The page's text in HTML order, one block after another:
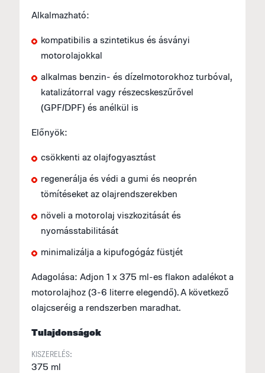
Alkalmazható:
kompatibilis a szintetikus és ásványi
motorolajokkal
alkalmas benzin- és dízelmotorokhoz turbóval,
katalizátorral vagy részecskeszűrővel
(GPF/DPF) és anélkül is
Előnyök:
csökkenti az olajfogyasztást
regenerálja és védi a gumi és neoprén
tömítéseket az olajrendszerekben
növeli a motorolaj viszkozitását és
nyomásstabilitását
minimalizálja a kipufogógáz füstjét
Adagolása: Adjon 1 x 375 ml-es flakon adalékot a
motorolajhoz (3-6 literre elegendő). A következő
olajcseréig a rendszerben maradhat.
Tulajdonságok
KISZERELÉS:
375 ml